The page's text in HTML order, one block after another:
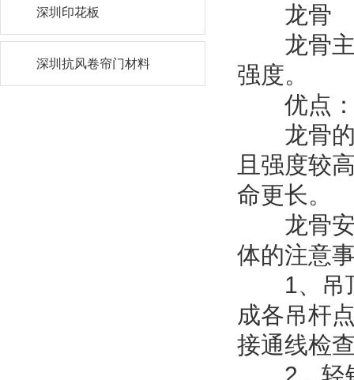
龙骨
龙骨主
强度。
优点
龙骨的
且强度较
命更长。
龙骨安
体的注意
1、吊顶
成各吊杆
接通线检
2、轻钢
深圳印花板
深圳抗风卷帘门材料